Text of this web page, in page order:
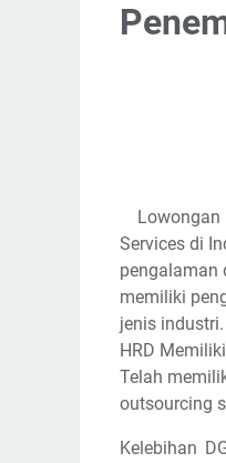
Lowongan
Services di
pengalaman
memiliki
jenis
HRD
Telah
outsourcing
Kelebihan